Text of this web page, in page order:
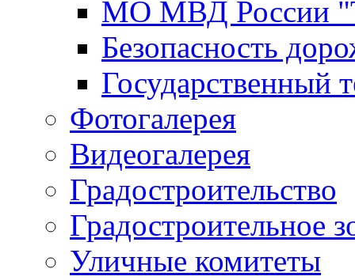
МО МВД России
Безопасность
Государственный
Фотогалерея
Видеогалерея
Градостроительство
Градостроительное
Уличные комитеты